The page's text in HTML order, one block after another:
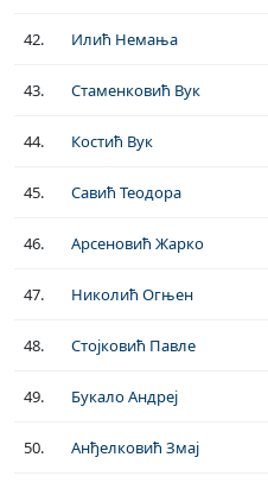
42. Илић Немања
43. Стаменковић Вук
44. Костић Вук
45. Савић Теодора
46. Арсеновић Жарко
47. Николић Огњен
48. Стојковић Павле
49. Букало Андреј
50. Анђелковић Змај